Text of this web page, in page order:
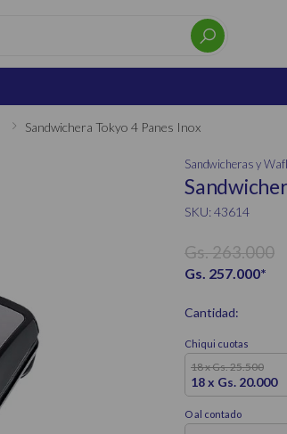
Sandwichera Tokyo 4 Panes Inox
Sandwicheras y
SKU: 43614
Gs. 263.000
Gs. 257.000*
Cantidad:
Chiqui cuotas
18 x Gs. 25.500
18 x Gs. 20.000
O al contado